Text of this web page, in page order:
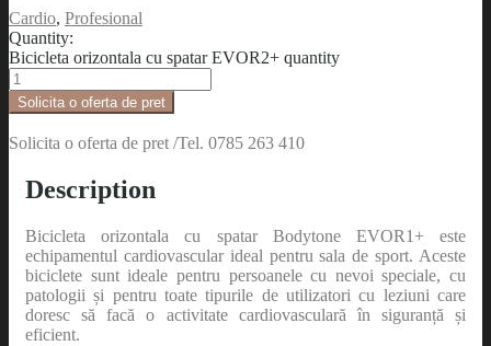
Cardio, Profesional
Quantity:
Bicicleta orizontala cu spatar EVOR2+ quantity
Solicita o oferta de pret
Solicita o oferta de pret /Tel. 0785 263 410
Description
Bicicleta orizontala cu spatar Bodytone EVOR1+ este
echipamentul cardiovascular ideal pentru sala de sport. Aceste
biciclete sunt ideale pentru persoanele cu nevoi speciale, cu
patologii și pentru toate tipurile de utilizatori cu leziuni care
doresc să facă o activitate cardiovasculară în siguranță și
eficient.